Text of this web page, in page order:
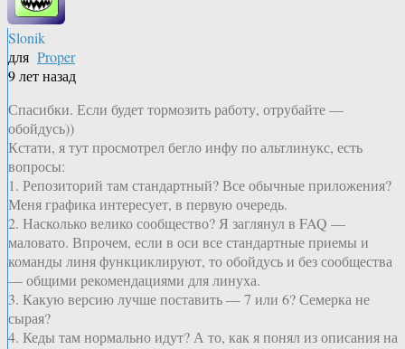
Slonik
для Proper
9 лет назад
Спасибки. Если будет тормозить работу, отрубайте —
обойдусь))
Кстати, я тут просмотрел бегло инфу по альтлинукс, есть
вопросы:
1. Репозиторий там стандартный? Все обычные приложения?
Меня графика интересует, в первую очередь.
2. Насколько велико сообщество? Я заглянул в FAQ —
маловато. Впрочем, если в оси все стандартные приемы и
команды линя функциклируют, то обойдусь и без сообщества
— общими рекомендациями для линуха.
3. Какую версию лучше поставить — 7 или 6? Семерка не
сырая?
4. Кеды там нормально идут? А то, как я понял из описания на